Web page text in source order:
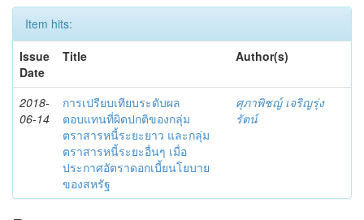
Item hits:
Issue
Date
Title Author(s)
2018-
06-14
การเปรียบเทียบระดับผล
ตอบแทนที่ผิดปกติของกลุ่ม
ตราสารหนี้ระยะยาว และกลุ่ม
ตราสารหนี้ระยะอื่นๆ เมื่อ
ประกาศอัตราดอกเบี้ยนโยบาย
ของสหรัฐ
ศุภาพิชญ์ เจริญรุ่ง
รัตน์